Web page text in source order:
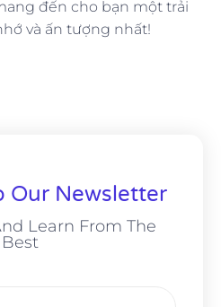
đến cho bạn một trải
và ấn tượng nhất!
Our Newsletter
Learn From The
Best